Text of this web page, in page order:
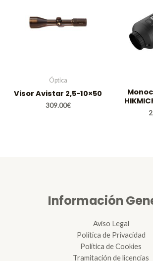
Óptica
Visor Avistar 2,5-10×50
309.00€
Información
Aviso Legal
Política de Privacidad
Política de Cookies
Tramitación de licencias